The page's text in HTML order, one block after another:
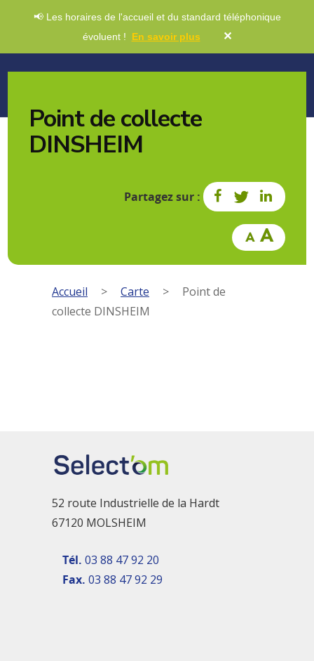
📢 Les horaires de l'accueil et du standard téléphonique
évoluent ! En savoir plus ✕
Point de collecte
DINSHEIM
Partagez sur :
Accueil > Carte >
Point de
collecte DINSHEIM
52 route Industrielle de la Hardt
67120 MOLSHEIM
Tél. 03 88 47 92 20
Fax. 03 88 47 92 29